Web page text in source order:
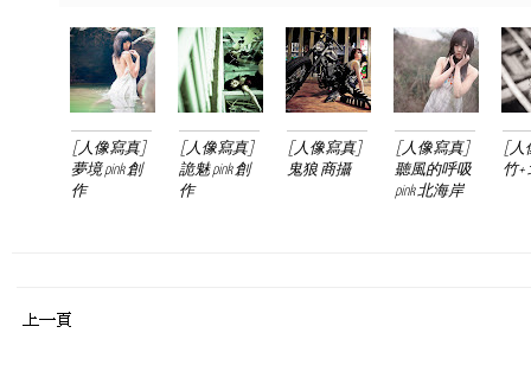
[人像寫真]
夢境 pink 創
作
[人像寫真]
詭魅 pink 創
作
[人像寫真]
鬼狼 商攝
[人像寫真]
聽風的呼吸
pink 北海岸
[人
竹+